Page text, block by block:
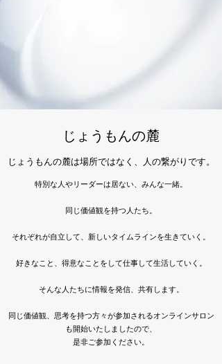
じょうもんの麓
じょうもんの麓は場所ではなく、人の繋がりです。
特別な人やリーダーは居ない、みんな一緒。
同じ価値観を持つ人たち。
それぞれが自立して、新しいタイムラインを生きていく。
好きなこと、得意なことをして仕事して生活していく。
そんな人たちに情報を発信、共有します。
同じ価値観、思考を持つ方々が参加されるオンラインサロン
も開始いたしましたので、
是非ご参加ください。